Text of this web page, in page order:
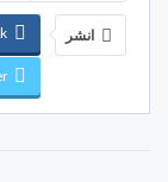
انشر